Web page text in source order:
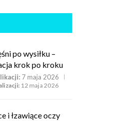
po wysiłku –
krok po kroku
7 maja 2026
12 maja 2026
i łzawiące oczy